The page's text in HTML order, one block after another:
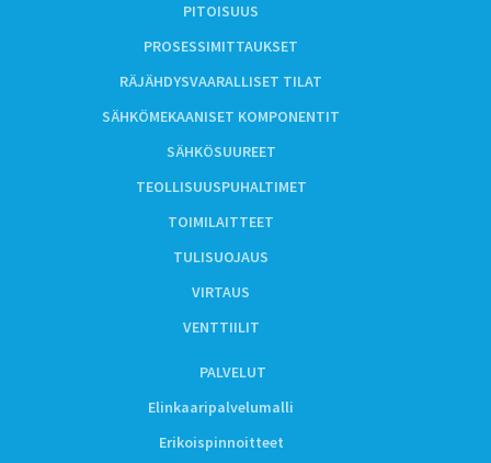
PITOISUUS
PROSESSIMITTAUKSET
RÄJÄHDYSVAARALLISET TILAT
SÄHKÖMEKAANISET KOMPONENTIT
SÄHKÖSUUREET
TEOLLISUUSPUHALTIMET
TOIMILAITTEET
TULISUOJAUS
VIRTAUS
VENTTIILIT
PALVELUT
Elinkaaripalvelumalli
Erikoispinnoitteet